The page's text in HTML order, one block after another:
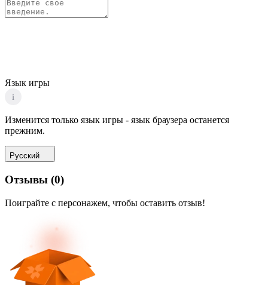
Язык игры
i
Изменится только язык игры - язык браузера останется
прежним.
Русский
Отзывы (0)
Поиграйте с персонажем, чтобы оставить отзыв!